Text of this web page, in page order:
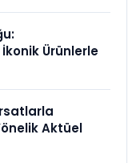
Ürünlerle
Aktüel